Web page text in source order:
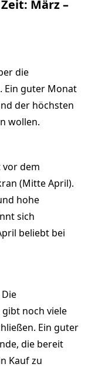
März –
die
Ein guter Monat
der höchsten
wollen.
vor dem
(Mitte April).
hohe
sich
beliebt bei
noch viele
Ein guter
die bereit
Kauf zu